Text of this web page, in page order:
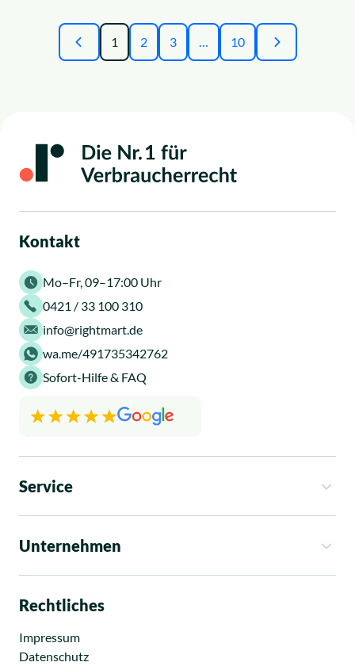
Prev
1 2 3 …
10
Weiter
Kontakt
Mo–Fr, 09–17:00 Uhr
0421 / 33 100 310
info@rightmart.de
wa.me/491735342762
Sofort-Hilfe & FAQ
Service
So funktioniert es
Kosten
Rechtsgebiete
Ratgeber
Unternehmen
Über uns
Standorte
Presse
Karriere
Rechtliches
Impressum
Datenschutz